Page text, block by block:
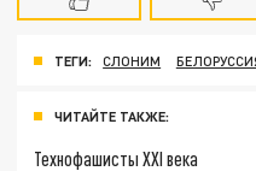
ТЕГИ: СЛОНИМ
ЧИТАЙТЕ ТАКЖЕ:
Технофашисты XXI века